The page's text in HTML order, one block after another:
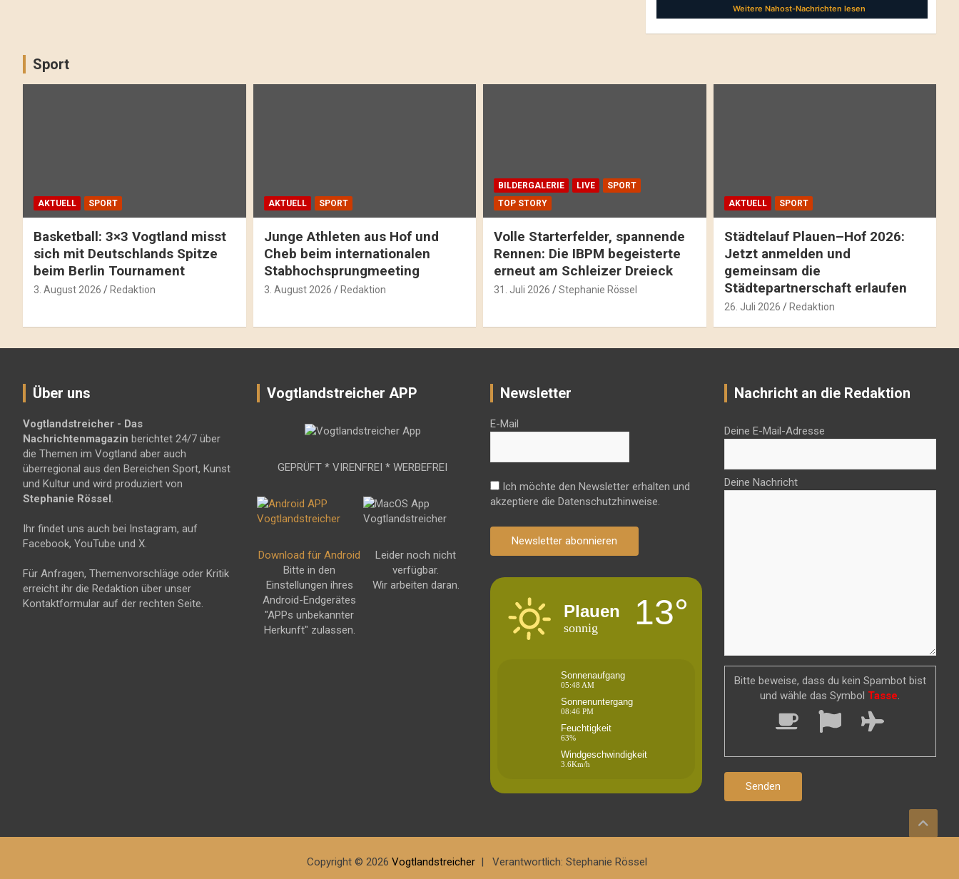
Sport
AKTUELL SPORT
Basketball: 3×3 Vogtland misst
sich mit Deutschlands Spitze
beim Berlin Tournament
3. August 2026 Redaktion
AKTUELL SPORT
Junge Athleten aus Hof und
Cheb beim internationalen
Stabhochsprungmeeting
3. August 2026 Redaktion
BILDERGALERIE LIVE
SPORT
TOP STORY
Volle Starterfelder, spannende
Rennen: Die IBPM begeisterte
erneut am Schleizer Dreieck
31. Juli 2026 Stephanie Rössel
AKTUELL SPORT
Städtelauf Plauen–Hof 2026:
Jetzt anmelden und
gemeinsam die
Städtepartnerschaft erlaufen
26. Juli 2026 Redaktion
Über uns
Vogtlandstreicher - Das
Nachrichtenmagazin berichtet 24/7 über
die Themen im Vogtland aber auch
überregional aus den Bereichen Sport, Kunst
und Kultur und wird produziert von
Stephanie Rössel.
Ihr findet uns auch bei Instagram, auf
Facebook, YouTube und X.
Für Anfragen, Themenvorschläge oder Kritik
erreicht ihr die Redaktion über unser
Kontaktformular auf der rechten Seite.
Vogtlandstreicher APP
GEPRÜFT * VIRENFREI * WERBEFREI
Download für Android
Bitte in den
Einstellungen ihres
Android-Endgerätes
"APPs unbekannter
Herkunft" zulassen.
Leider noch nicht
verfügbar.
Wir arbeiten daran.
Newsletter
E-Mail
Ich möchte den Newsletter erhalten und
akzeptiere die Datenschutzhinweise.
Newsletter abonnieren
Plauen
sonnig 13°
Sonnenaufgang
05:48 AM
Sonnenuntergang
08:46 PM
Feuchtigkeit
63%
Windgeschwindigkeit
3.6Km/h
Nachricht an die Redaktion
Deine E-Mail-Adresse
Deine Nachricht
Bitte beweise, dass du kein Spambot bist
und wähle das Symbol Tasse.
Copyright © 2026 Vogtlandstreicher Verantwortlich: Stephanie Rössel